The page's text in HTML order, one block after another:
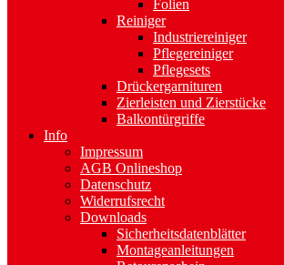
Folien
Reiniger
Industriereiniger
Pflegereiniger
Pflegesets
Drückergarnituren
Zierleisten und Zierstücke
Balkontürgriffe
Info
Impressum
AGB Onlineshop
Datenschutz
Widerrufsrecht
Downloads
Sicherheitsdatenblätter
Montageanleitungen